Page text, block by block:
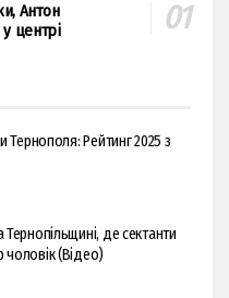
Антон
центрі
Тернополя: Рейтинг 2025 з
де сектанти
(Відео)